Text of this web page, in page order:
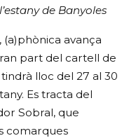
de Banyoles
(a)phònica avança
part del cartell de
lloc del 27 al 30
Es tracta del
Sobral, que
comarques